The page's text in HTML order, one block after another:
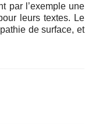
par l’exemple une
leurs textes. Le
de surface, et